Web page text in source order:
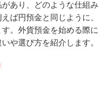
あり、どのような仕組み
ば円預金と同じように、
。外貨預金を始める際に
や選び方を紹介します。